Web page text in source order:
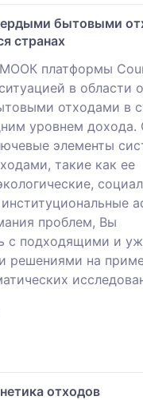
бытовыми
странах
платформы
в области
отходами в
уровнем дохода.
элементы
такие как ее
проблем, Вы
с подходящими и
решениями на
отходов